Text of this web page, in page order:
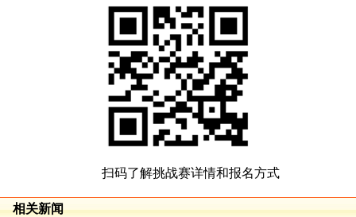
扫码了解挑战赛详情和报名方式
相关新闻